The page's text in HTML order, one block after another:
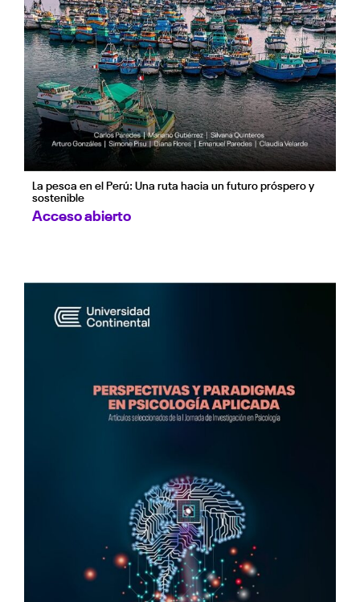
La pesca en el Perú: Una ruta hacia un futuro próspero y
sostenible
Acceso abierto